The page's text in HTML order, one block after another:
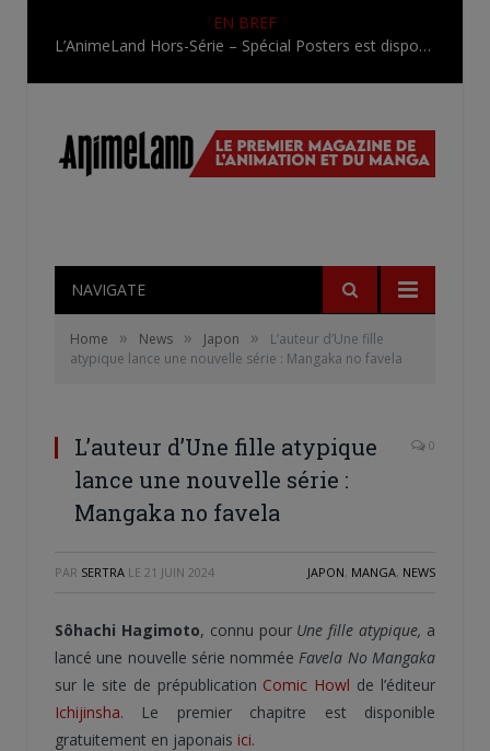
EN BREF
L’AnimeLand Hors-Série – Spécial Posters est disponible !
NAVIGATE
Home » News » Japon »
L’auteur d’Une fille
atypique lance une nouvelle série : Mangaka no favela
L’auteur d’Une fille atypique
lance une nouvelle série :
Mangaka no favela
0
PAR SERTRA LE 21 JUIN 2024 JAPON, MANGA, NEWS
Sôhachi Hagimoto, connu pour Une fille atypique, a
lancé une nouvelle série nomméeFavela No Mangaka
sur le site de prépublication Comic Howl de l’éditeur
Ichijinsha. Le premier chapitre est disponible
gratuitement en japonais ici.